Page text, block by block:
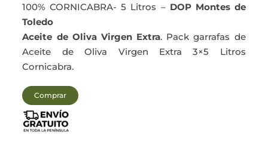
100% CORNICABRA- 5 Litros – DOP Montes de
Toledo
Aceite de Oliva Virgen Extra. Pack garrafas de
Aceite de Oliva Virgen Extra 3×5 Litros
Cornicabra.
Comprar